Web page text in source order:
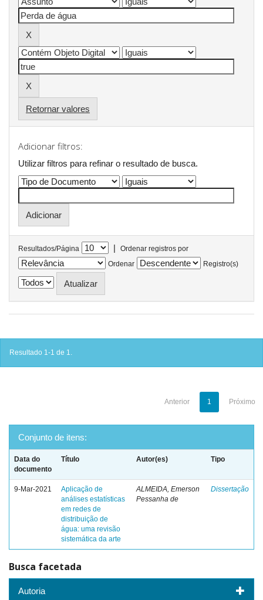
Retornar valores
Adicionar filtros:
Utilizar filtros para refinar o resultado de busca.
Resultados/Página |
Ordenar registros por
Ordenar
Registro(s)
Resultado 1-1 de 1.
Anterior 1 Próximo
Conjunto de itens:
Data do
documento
Título Autor(es) Tipo
9-Mar-2021
Aplicação de
análises estatísticas
em redes de
distribuição de
água: uma revisão
sistemática da arte
ALMEIDA, Emerson
Pessanha de
Dissertação
Busca facetada
Autoria